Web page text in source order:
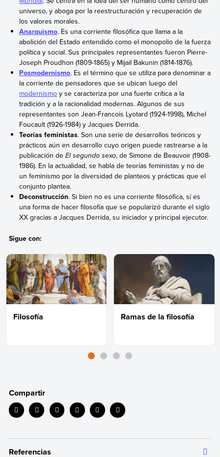
universo, y aboga por la reestructuración y recuperación de
los valores morales.
Anarquismo. Es una corriente filosófica que llama a la
abolición del Estado entendido como el monopolio de la fuerza
política y social. Sus principales representantes fueron Pierre-
Joseph Proudhon (1809-1865) y Mijail Bakunin (1814-1876).
Posmodernismo. Es el término que se utiliza para denominar a
la corriente de pensadores que se ubican luego del
modernismo y se caracteriza por una fuerte crítica a la
tradición y a la racionalidad modernas. Algunos de sus
representantes son Jean-Francois Lyotard (1924-1998), Michel
Foucault (1926-1984) y Jacques Derrida.
Teorías feministas. Son una serie de desarrollos teóricos y
prácticos aún en desarrollo cuyo origen puede rastrearse a la
publicación deEl segundo sexo, de Simone de Beauvoir (1908-
1986). En la actualidad, se habla de teorías feministas y no de
un feminismo por la diversidad de planteos y prácticas que el
conjunto plantea.
Deconstrucción. Si bien no es una corriente filosófica, sí es
una forma de hacer filosofía que se popularizó durante el siglo
XX gracias a Jacques Derrida, su iniciador y principal ejecutor.
Sigue con:
Filosofía Ramas de la filosofía
Compartir
Referencias